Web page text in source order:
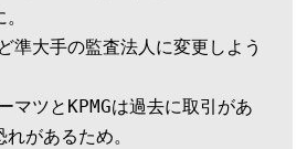
準大手の監査法人に変更しよう
マツとKPMGは過去に取引があ
があるため。